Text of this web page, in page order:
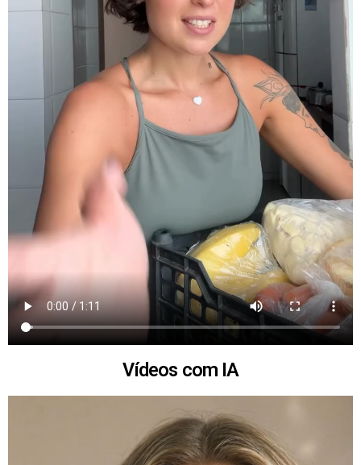
Vídeos com IA